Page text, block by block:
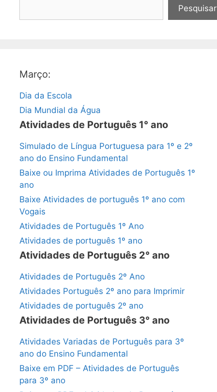
Pesquisar
Março:
Dia da Escola
Dia Mundial da Água
Atividades de Português 1° ano
Simulado de Língua Portuguesa para 1º e 2º
ano do Ensino Fundamental
Baixe ou Imprima Atividades de Português 1º
ano
Baixe Atividades de português 1º ano com
Vogais
Atividades de Português 1º Ano
Atividades de português 1º ano
Atividades de Português 2° ano
Atividades de Português 2º Ano
Atividades Português 2º ano para Imprimir
Atividades de português 2º ano
Atividades de Português 3° ano
Atividades Variadas de Português para 3º
ano do Ensino Fundamental
Baixe em PDF – Atividades de Português
para 3º ano